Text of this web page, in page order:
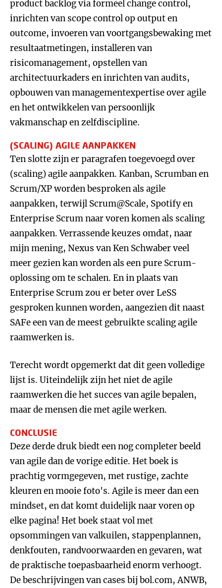
product backlog via formeel change control,
inrichten van scope control op output en
outcome, invoeren van voortgangsbewaking met
resultaatmetingen, installeren van
risicomanagement, opstellen van
architectuurkaders en inrichten van audits,
opbouwen van managementexpertise over agile
en het ontwikkelen van persoonlijk
vakmanschap en zelfdiscipline.
(SCALING) AGILE AANPAKKEN
Ten slotte zijn er paragrafen toegevoegd over
(scaling) agile aanpakken. Kanban, Scrumban en
Scrum/XP worden besproken als agile
aanpakken, terwijl Scrum@Scale, Spotify en
Enterprise Scrum naar voren komen als scaling
aanpakken. Verrassende keuzes omdat, naar
mijn mening, Nexus van Ken Schwaber veel
meer gezien kan worden als een pure Scrum-
oplossing om te schalen. En in plaats van
Enterprise Scrum zou er beter over LeSS
gesproken kunnen worden, aangezien dit naast
SAFe een van de meest gebruikte scaling agile
raamwerken is.
Terecht wordt opgemerkt dat dit geen volledige
lijst is. Uiteindelijk zijn het niet de agile
raamwerken die het succes van agile bepalen,
maar de mensen die met agile werken.
CONCLUSIE
Deze derde druk biedt een nog completer beeld
van agile dan de vorige editie. Het boek is
prachtig vormgegeven, met rustige, zachte
kleuren en mooie foto's. Agile is meer dan een
mindset, en dat komt duidelijk naar voren op
elke pagina! Het boek staat vol met
opsommingen van valkuilen, stappenplannen,
denkfouten, randvoorwaarden en gevaren, wat
de praktische toepasbaarheid enorm verhoogt.
De beschrijvingen van cases bij bol.com, ANWB,